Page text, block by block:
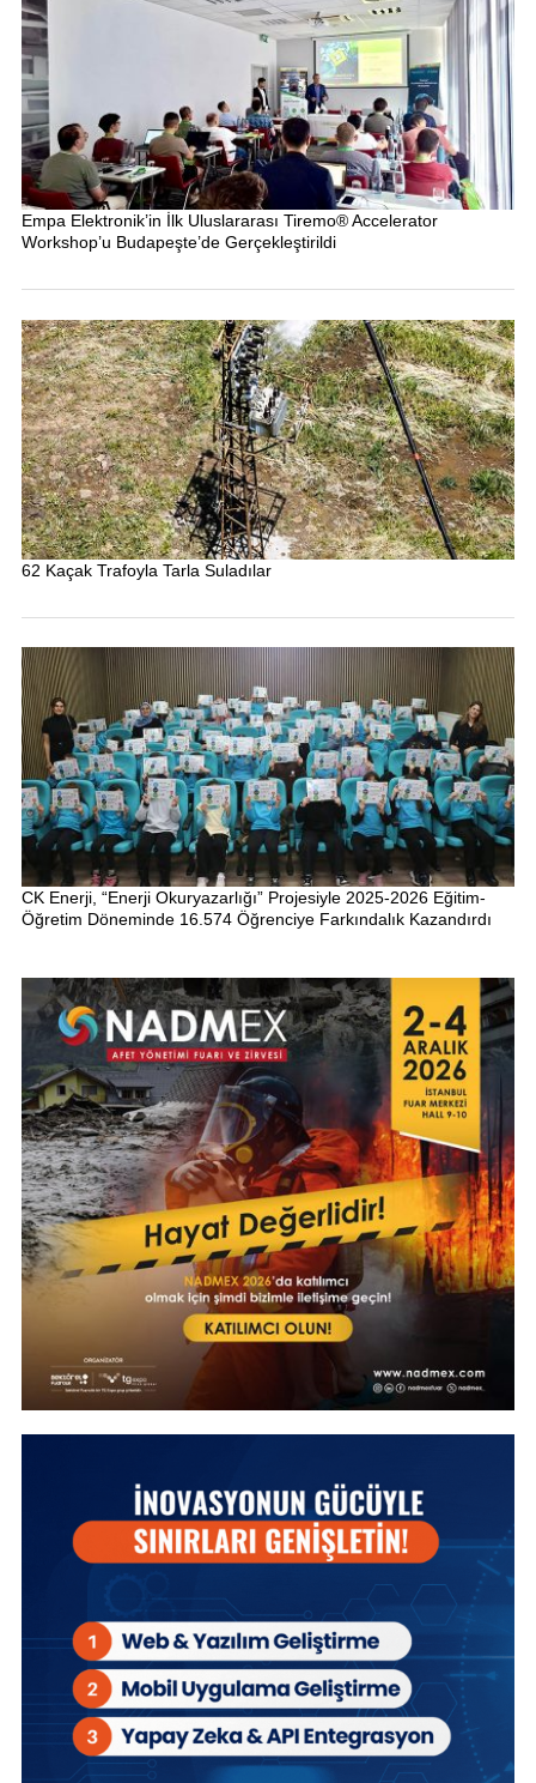
Empa Elektronik’in İlk Uluslararası Tiremo® Accelerator
Workshop’u Budapeşte’de Gerçekleştirildi
62 Kaçak Trafoyla Tarla Suladılar
CK Enerji, “Enerji Okuryazarlığı” Projesiyle 2025-2026 Eğitim-
Öğretim Döneminde 16.574 Öğrenciye Farkındalık Kazandırdı